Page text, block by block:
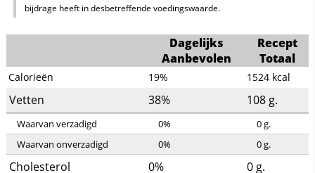
bijdrage heeft in desbetreffende voedingswaarde.
Dagelijks
Aanbevolen
Recept
Totaal
Calorieën 19% 1524 kcal
Vetten 38% 108 g.
Waarvan verzadigd 0% 0g.
Waarvan onverzadigd
0% 0g.
Cholesterol 0% 0 g.